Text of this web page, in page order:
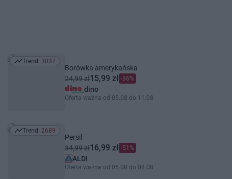
Trend: 3037
Trend: 3037
Borówka amerykańska
24,99 zł15,99 zł -36%
dino
Oferta ważna od 05.08 do 11.08
Trend: 2689
Trend: 2689
Persil
34,99 zł16,99 zł -51%
ALDI
Oferta ważna od 05.08 do 08.08